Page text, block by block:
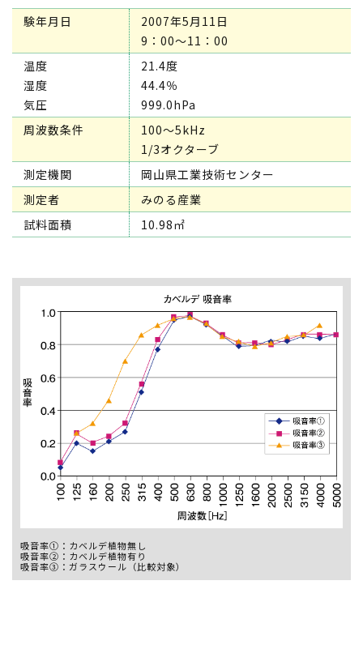
験年月日
2007年5月11日
9：00～11：00
温度
湿度
気圧
21.4度
44.4％
999.0hPa
周波数条件
100～5kHz
1/3オクターブ
測定機関
岡山県工業技術センター
測定者
みのる産業
試料面積
10.98㎡
吸音率①：カベルデ植物無し
吸音率②：カベルデ植物有り
吸音率③：ガラスウール（比較対象）